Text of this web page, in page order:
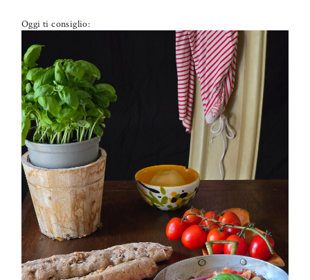
Oggi ti consiglio:
PETTI DI POLLO ALLA PIZZAIOLA